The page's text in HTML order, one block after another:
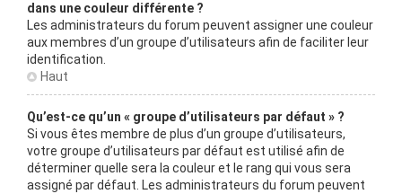
dans une couleur différente ?
Les administrateurs du forum peuvent assigner une couleur
aux membres d’un groupe d’utilisateurs afin de faciliter leur
identification.
Haut
Qu’est-ce qu’un « groupe d’utilisateurs par défaut » ?
Si vous êtes membre de plus d’un groupe d’utilisateurs,
votre groupe d’utilisateurs par défaut est utilisé afin de
déterminer quelle sera la couleur et le rang qui vous sera
assigné par défaut. Les administrateurs du forum peuvent